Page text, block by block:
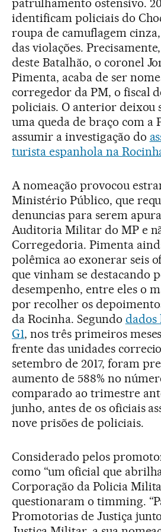
patrulhamento ostensivo.
identificam policiais do
roupa de camuflagem
das violações.
deste Batalhão, o coronel
Pimenta, acaba de ser
corregedor da PM, o fiscal
policiais. O anterior deixou
uma queda de braço com a
assumir a investigação do
turista espanhola na
A nomeação provocou
Ministério Público, que
denuncias para serem
Auditoria Militar do MP e
Corregedoria. Pimenta
polêmica ao exonerar seis
que vinham se destacando
desempenho, entre eles o
por recolher os
da Rocinha. Segundo dados
G1, nos três primeiros
frente das unidades
setembro de 2017, foram
aumento de 588% no
comparado ao trimestre
junho, antes de os oficiais
nove prisões de policiais.
Considerado pelos
como “um oficial que
Corporação da Policia
questionaram o timming.
Promotorias de Justiça